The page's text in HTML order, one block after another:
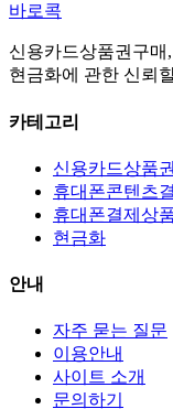
바로콕
신용카드상품권구
현금화에 관한 신뢰
카테고리
신용카드상품
휴대폰콘텐츠
휴대폰결제상
현금화
안내
자주 묻는 질문
이용안내
사이트 소개
문의하기